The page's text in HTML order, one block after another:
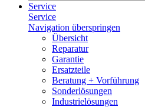
Service
Service
Navigation überspringen
Übersicht
Reparatur
Garantie
Ersatzteile
Beratung + Vorführung
Sonderlösungen
Industrielösungen